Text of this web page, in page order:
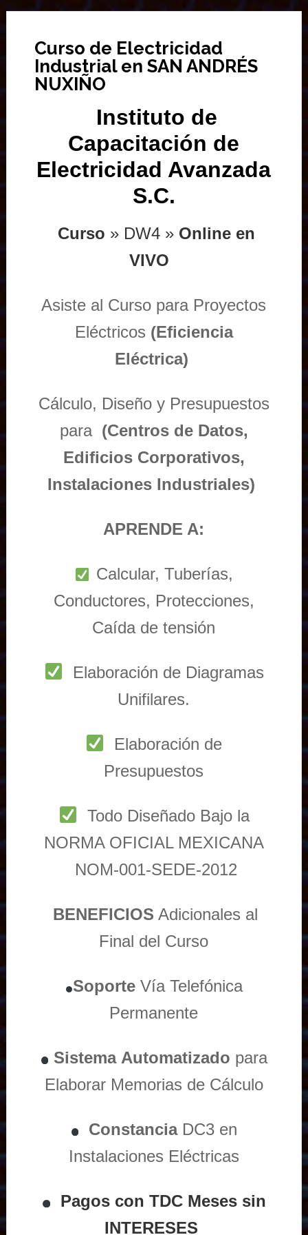
Curso de Electricidad
Industrial en SAN ANDRÉS
NUXIÑO
Instituto de
Capacitación de
Electricidad Avanzada
S.C.
Curso » DW4 » Online en
VIVO
Asiste al Curso para Proyectos
Eléctricos (Eficiencia
Eléctrica)
Cálculo, Diseño y Presupuestos
para (Centros de Datos,
Edificios Corporativos,
Instalaciones Industriales)
APRENDE A:
Calcular, Tuberías,
Conductores, Protecciones,
Caída de tensión
Elaboración de Diagramas
Unifilares.
Elaboración de
Presupuestos
Todo Diseñado Bajo la
NORMA OFICIAL MEXICANA
NOM-001-SEDE-2012
BENEFICIOS Adicionales al
Final del Curso
Soporte Vía Telefónica
Permanente
Sistema Automatizado para
Elaborar Memorias de Cálculo
ConstanciaDC3 en
Instalaciones Eléctricas
Pagos con TDC Meses sin
INTERESES